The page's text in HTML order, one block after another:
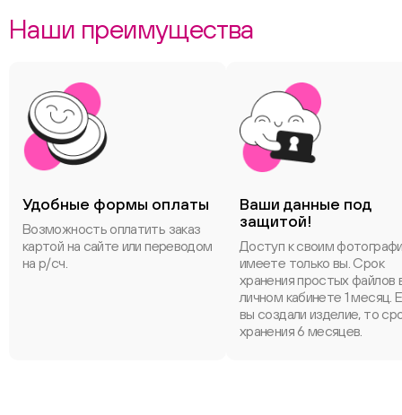
Наши преимущества
Удобные формы оплаты
Возможность оплатить заказ
картой на сайте или переводом
на р/сч.
Ваши данные под
защитой!
Доступ к своим
имеете только вы. Срок
хранения простых файлов
личном кабинете 1 месяц.
вы создали изделие, то
хранения 6 месяцев.